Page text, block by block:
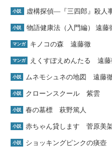
小説 虚構探偵―『三四郎』殺
小説 物語健康法（入門編） 遠藤
マンガ キノコの森 遠藤徹
マンガ えくすぽえめんたる 遠
小説 ムネモシュネの地図 遠藤
小説 クローンスクール 紫雲
小説 春の墓標 萩野篤人
小説 赤ちゃん貸します 菅原美
小説 ショッキングピンクの痰壺